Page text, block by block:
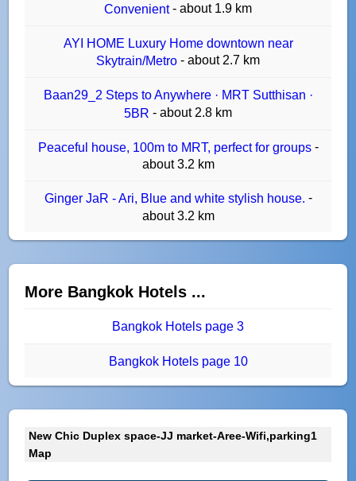
Convenient- about 1.9 km
AYI HOME Luxury Home downtown near
Skytrain/Metro - about 2.7 km
Baan29_2 Steps to Anywhere · MRT Sutthisan ·
5BR - about 2.8 km
Peaceful house, 100m to MRT, perfect for groups -
about 3.2 km
Ginger JaR - Ari, Blue and white stylish house. -
about 3.2 km
More Bangkok Hotels ...
Bangkok Hotels page 3
Bangkok Hotels page 10
New Chic Duplex space-JJ market-Aree-Wifi,parking1
Map